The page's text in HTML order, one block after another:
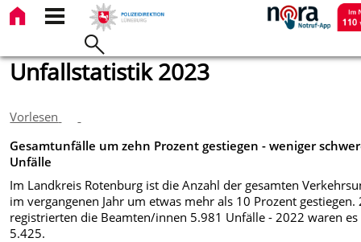
Unfallstatistik 2023
Vorlesen
Gesamtunfälle um zehn Prozent gestiegen - weniger
Unfälle
Im Landkreis Rotenburg ist die Anzahl der gesamten
im vergangenen Jahr um etwas mehr als 10 Prozent gestiegen.
registrierten die Beamten/innen 5.981 Unfälle - 2022 waren es
5.425.